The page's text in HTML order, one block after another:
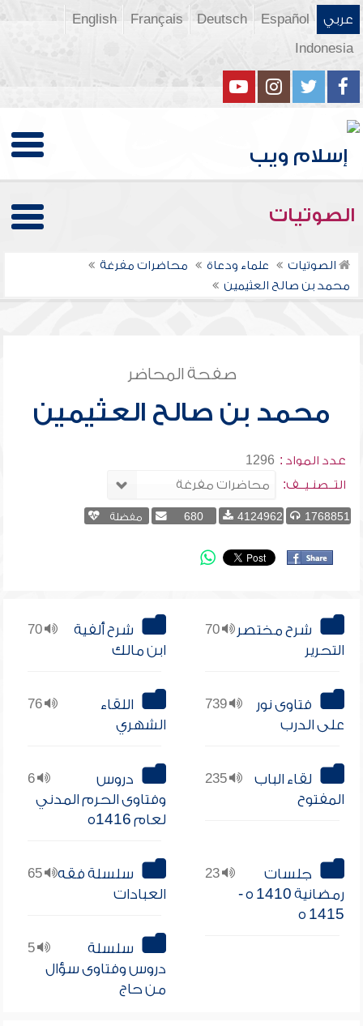
عربي Español
Deutsch
Français
English
Indonesia
الصوتيات
الصوتيات علماء ودعاة
محاضرات مفرغة
محمد بن صالح العثيمين
صفحة المحاضر
محمد بن صالح العثيمين
عدد المواد : 1296
التــصنـيــف:
1768851
4124962
680 مفضلة
70
شرح مختصر
التحرير
70
شرح ألفية
ابن مالك
739
فتاوى نور
على الدرب
76
اللقاء
الشهري
235
لقاء الباب
المفتوح
6
دروس
وفتاوى الحرم المدني
لعام 1416ه
23
جلسات
رمضانية 1410 ه -
1415 ه
65
سلسلة فقه
العبادات
5
سلسلة
دروس وفتاوى سؤال
من حاج